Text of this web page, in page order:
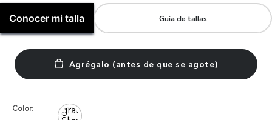
Conocer mi talla Guía de tallas
Color: